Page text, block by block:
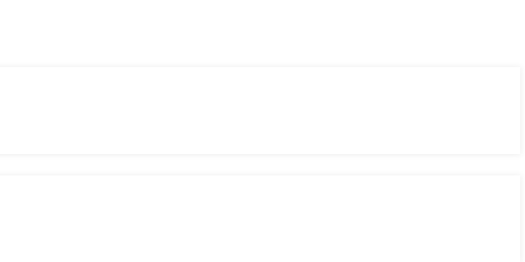
sans complications.
du marché.
des plateformes et des dApps.